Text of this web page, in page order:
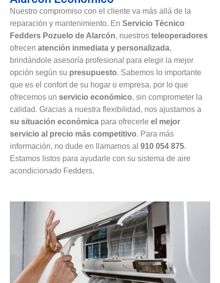
Nuestro compromiso con el cliente va más allá de la
reparación y mantenimiento. En Servicio Técnico
Fedders Pozuelo de Alarcón, nuestros teleoperadores
ofrecen atención inmediata y personalizada,
brindándole asesoría profesional para elegir la mejor
opción según su presupuesto. Sabemos lo importante
que es el confort de su hogar o empresa, por lo que
ofrecemos un servicio económico, sin comprometer la
calidad. Gracias a nuestra flexibilidad, nos ajustamos a
su situación económica para ofrecerle el mejor
servicio al precio más competitivo. Para más
información, no dude en llamarnos al 910 054 875.
Estamos listos para ayudarle con su sistema de aire
acondicionado Fedders.